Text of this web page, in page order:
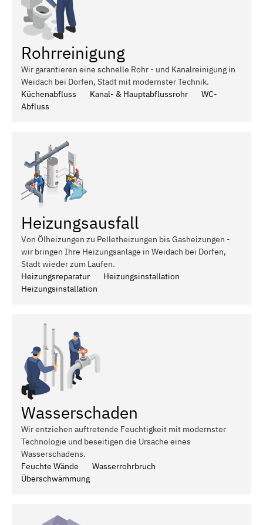
Rohrreinigung
Wir garantieren eine schnelle Rohr - und Kanalreinigung in
Weidach bei Dorfen, Stadt mit modernster Technik.
Küchenabfluss
Kanal- & Hauptabflussrohr
WC-
Abfluss
Heizungsausfall
Von Ölheizungen zu Pelletheizungen bis Gasheizungen -
wir bringen Ihre Heizungsanlage in Weidach bei Dorfen,
Stadt wieder zum Laufen.
Heizungsreparatur
Heizungsinstallation
Heizungsinstallation
Wasserschaden
Wir entziehen auftretende Feuchtigkeit mit modernster
Technologie und beseitigen die Ursache eines
Wasserschadens.
Feuchte Wände
Wasserrohrbruch
Überschwämmung